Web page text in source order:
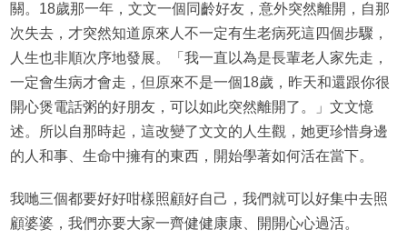
關。18歲那一年，文文一個同齡好友，意外突然離開，自那
次失去，才突然知道原來人不一定有生老病死這四個步驟，
人生也非順次序地發展。「我一直以為是長輩老人家先走，
一定會生病才會走，但原來不是一個18歲，昨天和還跟你很
開心煲電話粥的好朋友，可以如此突然離開了。」文文憶
述。所以自那時起，這改變了文文的人生觀，她更珍惜身邊
的人和事、生命中擁有的東西，開始學著如何活在當下。
我哋三個都要好好咁樣照顧好自己，我們就可以好集中去照
顧婆婆，我們亦要大家一齊健健康康、開開心心過活。